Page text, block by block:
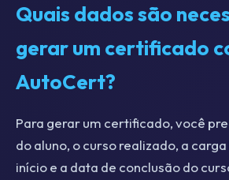
Quais dados são
gerar um certificado
AutoCert?
Para gerar um certificado, você
do aluno, o curso realizado, a
início e a data de conclusão do